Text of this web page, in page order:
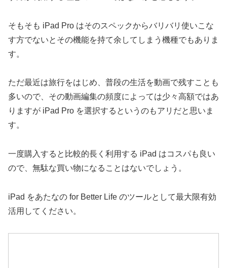
そもそも iPad Pro はそのスペックからバリバリ使いこな
す方でないとその機能を持て余してしまう機種でもありま
す。
ただ最近は旅行をはじめ、普段の生活を動画で残すことも
多いので、その動画編集の頻度によっては少々高額ではあ
りますが iPad Pro を選択するというのもアリだと思いま
す。
一度購入すると比較的長く利用する iPad はコスパも良い
ので、無駄な買い物になることはないでしょう。
iPad をあたなの for Better Life のツールとして最大限有効
活用してください。